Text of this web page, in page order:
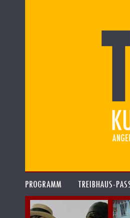
PROGRAMM TREIBHAUS-